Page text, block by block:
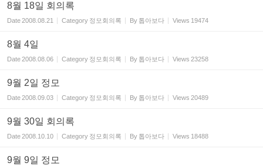
8월 18일 회의록
Date2008.08.21 Category 정모회의록 By 톱아보다 Views 19474
8월 4일
Date2008.08.06 Category 정모회의록 By 톱아보다 Views 23258
9월 2일 정모
Date2008.09.03 Category 정모회의록 By 톱아보다 Views 20489
9월 30일 회의록
Date2008.10.10 Category 정모회의록 By 톱아보다 Views 18488
9월 9일 정모